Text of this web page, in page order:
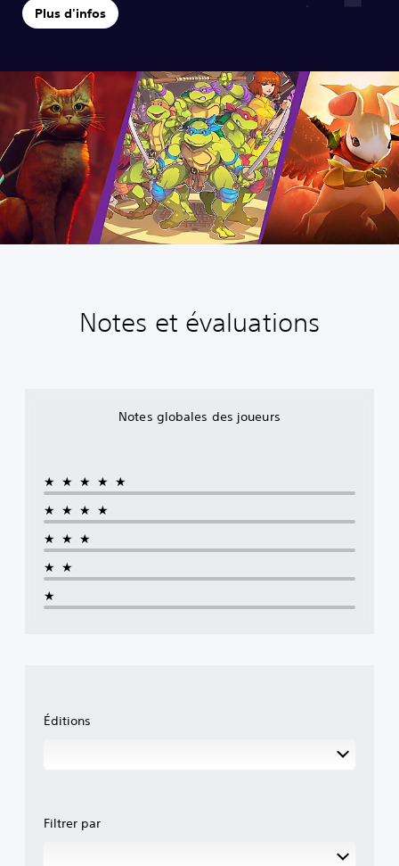
Plus d'infos
Notes et évaluations
Notes globales des joueurs
★★★★★
★★★★
★★★
★★
★
Éditions
Filtrer par